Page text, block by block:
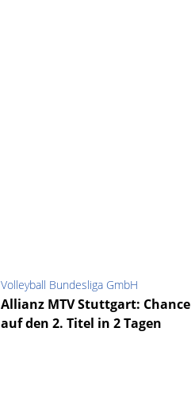
Volleyball Bundesliga GmbH
Allianz MTV Stuttgart: Chance
auf den 2. Titel in 2 Tagen